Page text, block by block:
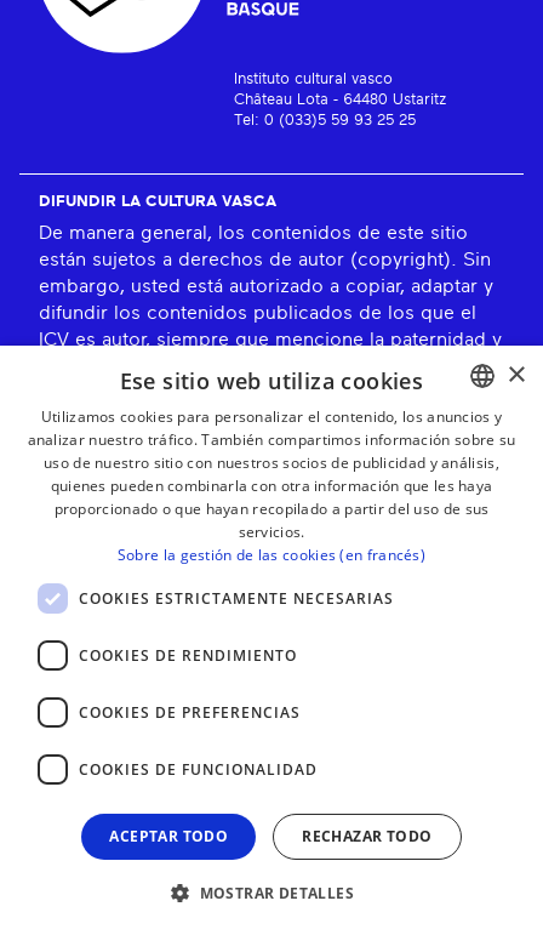
Instituto cultural vasco
Château Lota - 64480 Ustaritz
Tel: 0 (033)5 59 93 25 25
DIFUNDIR LA CULTURA VASCA
De manera general, los contenidos de este sitio
están sujetos a derechos de autor (copyright). Sin
embargo, usted está autorizado a copiar, adaptar y
difundir los contenidos publicados de los que el
ICV es autor, siempre que mencione la paternidad y
efecto, deseamos facilitar la difusión de los
contenidos vinculados a la cultura vasca.Más
información
¡SEGUIDNOS!
¡RECIBE NUESTROS BOLETINES!
BASQUE
FRENCH
×
Ese sitio web utiliza cookies
Utilizamos cookies para personalizar el contenido, los anuncios y
analizar nuestro tráfico. También compartimos información sobre su
uso de nuestro sitio con nuestros socios de publicidad y análisis,
quienes pueden combinarla con otra información que les haya
proporcionado o que hayan recopilado a partir del uso de sus
servicios.
Sobre la gestión de las cookies (en francés)
COOKIES ESTRICTAMENTE NECESARIAS
COOKIES DE RENDIMIENTO
COOKIES DE PREFERENCIAS
COOKIES DE FUNCIONALIDAD
ACEPTAR TODO RECHAZAR TODO
MOSTRAR DETALLES